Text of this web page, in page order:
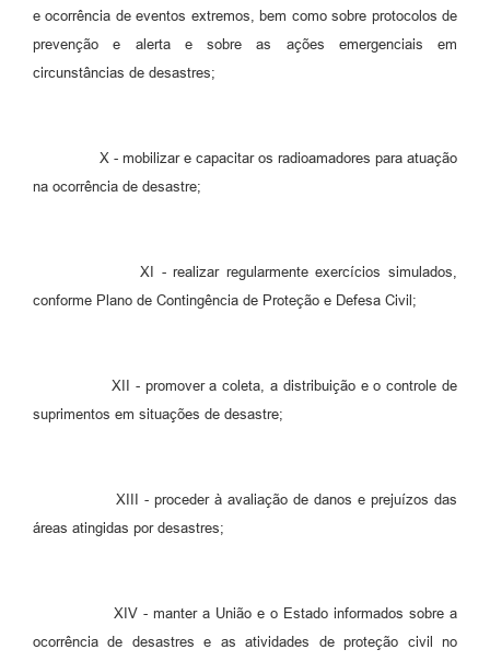
e ocorrência de eventos extremos, bem como sobre protocolos de
prevenção e alerta e sobre as ações emergenciais em
circunstâncias de desastres;
X - mobilizar e capacitar os radioamadores para atuação
na ocorrência de desastre;
XI - realizar regularmente exercícios simulados,
conforme Plano de Contingência de Proteção e Defesa Civil;
XII - promover a coleta, a distribuição e o controle de
suprimentos em situações de desastre;
XIII - proceder à avaliação de danos e prejuízos das
áreas atingidas por desastres;
XIV - manter a União e o Estado informados sobre a
ocorrência de desastres e as atividades de proteção civil no